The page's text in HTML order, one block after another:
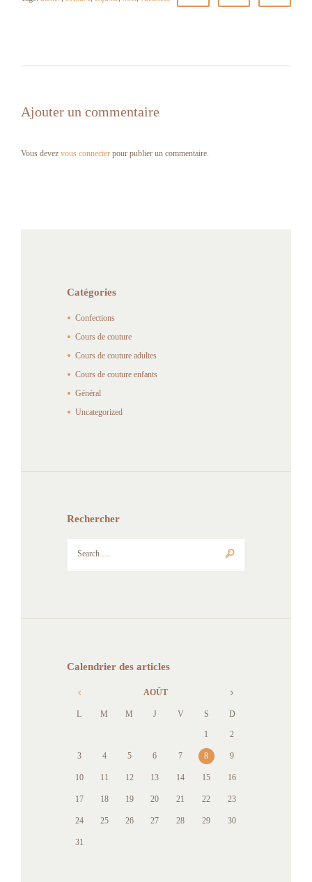
Ajouter un commentaire
Vous devez vous connecter pour publier un commentaire.
Catégories
Confections
Cours de couture
Cours de couture adultes
Cours de couture enfants
Général
Uncategorized
Rechercher
Calendrier des articles
AOÛT
L M M J V S D
1 2
3 4 5 6 7 8 9
10 11 12 13 14 15 16
17 18 19 20 21 22 23
24 25 26 27 28 29 30
31